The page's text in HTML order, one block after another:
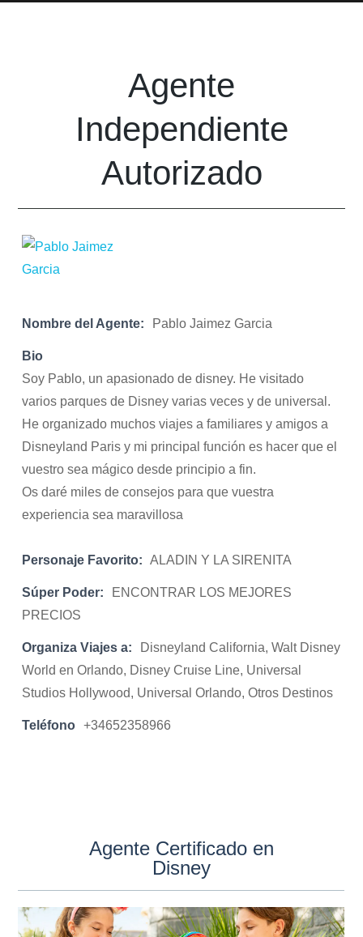
Agente
Independiente
Autorizado
Nombre del Agente: Pablo Jaimez Garcia
Bio
Soy Pablo, un apasionado de disney. He visitado
varios parques de Disney varias veces y de universal.
He organizado muchos viajes a familiares y amigos a
Disneyland Paris y mi principal función es hacer que el
vuestro sea mágico desde principio a fin.
Os daré miles de consejos para que vuestra
experiencia sea maravillosa
Personaje Favorito: ALADIN Y LA SIRENITA
Súper Poder:
ENCONTRAR LOS MEJORES
PRECIOS
Organiza Viajes a:
Disneyland California, Walt Disney
World en Orlando, Disney Cruise Line, Universal
Studios Hollywood, Universal Orlando, Otros Destinos
Teléfono +34652358966